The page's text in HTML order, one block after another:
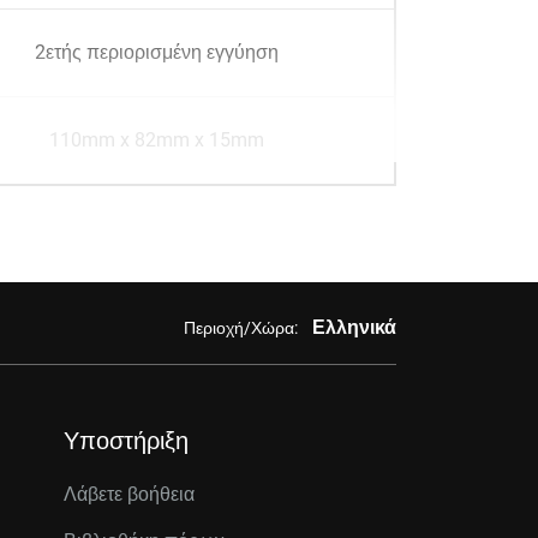
2ετής περιορισμένη εγγύηση
110mm x 82mm x 15mm
Περιοχή/Χώρα: Ελληνικά
Υποστήριξη
Λάβετε βοήθεια